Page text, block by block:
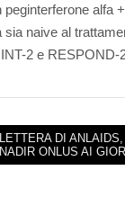
alfa
naive al
2 e RESPOND-
LETTERA DI
NADIR ONLUS AI